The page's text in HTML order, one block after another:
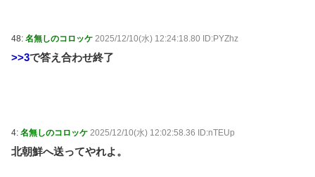
48: 名無しのコロッケ 2025/12/10(水) 12:24:18.80 ID:PYZhz
>>3で答え合わせ終了
4: 名無しのコロッケ 2025/12/10(水) 12:02:58.36 ID:nTEUp
北朝鮮へ送ってやれよ。